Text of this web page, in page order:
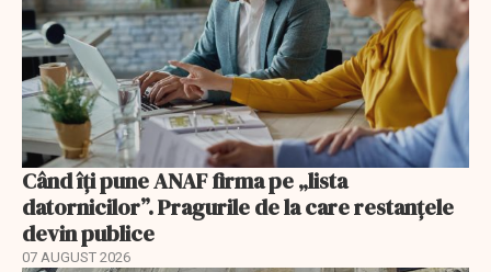
Când îți pune ANAF firma pe „lista
datornicilor”. Pragurile de la care restanțele
devin publice
07 AUGUST 2026